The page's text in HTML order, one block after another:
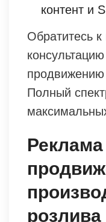
контент и
Обратитесь
продвижению
Полный
Реклама
розлива